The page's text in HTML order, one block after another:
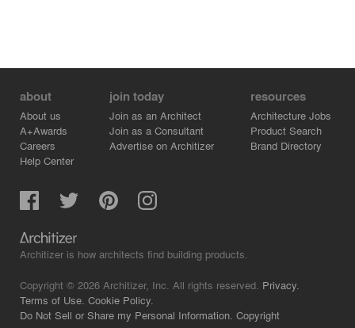
about
About us
A+Awards
Careers
Help Center
join today
Join as an Architect
Join as a Consultant
Advertise on Architizer
resources
Architecture Jobs
Product Search
Brand Directory
Architizer is how architects find building products.
Copyright © 2026 Architizer, Inc. All rights reserved. Privacy.
Terms of Use. Cookie Policy.
Do Not Sell or Share my Personal Information. Copyright